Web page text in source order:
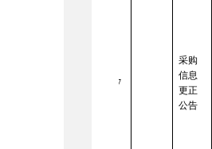
17
采购
信息
更正
公告